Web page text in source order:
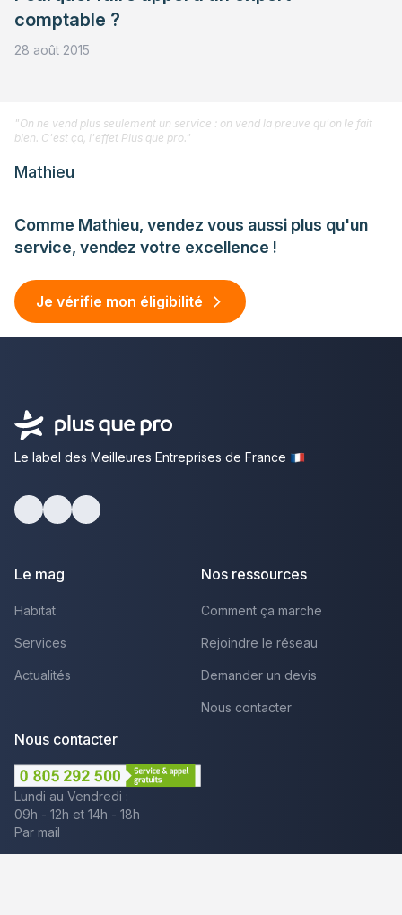
comptable ?
28 août 2015
Comme Mathieu, vendez vous aussi plus qu'un
service, vendez votre excellence !
Je vérifie mon éligibilité
"On ne vend plus seulement un service : on vend la preuve qu'on le fait
bien. C'est ça, l'effet Plus que pro."
Mathieu
Le label des Meilleures Entreprises de France
Le mag
Habitat
Services
Actualités
Nos ressources
Comment ça marche
Rejoindre le réseau
Demander un devis
Nous contacter
Nous contacter
Lundi au Vendredi :
09h - 12h et 14h - 18h
Par mail